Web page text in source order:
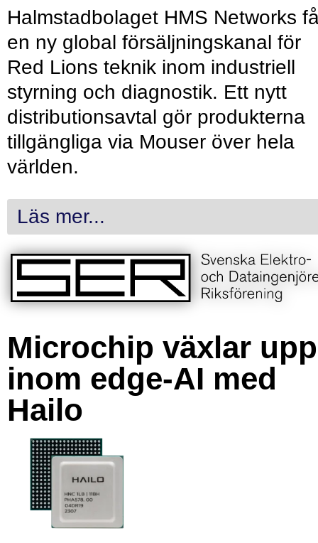
Halmstadbolaget HMS Networks
en ny global försäljningskanal för
Red Lions teknik inom industriell
styrning och diagnostik. Ett nytt
distributionsavtal gör produkterna
tillgängliga via Mouser över hela
världen.
Läs mer...
Microchip växlar upp
inom edge-AI med
Hailo